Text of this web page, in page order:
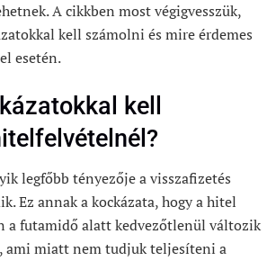
A cikkben most végigvesszük,
kell számolni és mire érdemes
esetén.
kell
legfőbb tényezője a visszafizetés
Ez annak a kockázata, hogy a hitel
a futamidő alatt kedvezőtlenül változik
ami miatt nem tudjuk teljesíteni a